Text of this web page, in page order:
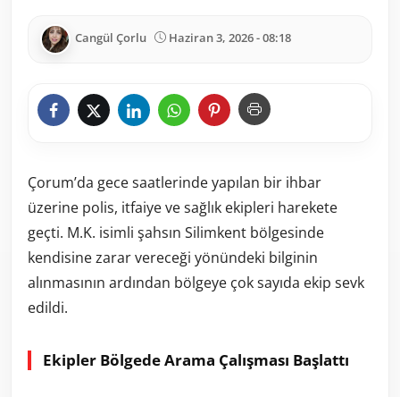
Cangül Çorlu Haziran 3, 2026 - 08:18
Çorum’da gece saatlerinde yapılan bir ihbar
üzerine polis, itfaiye ve sağlık ekipleri harekete
geçti. M.K. isimli şahsın Silimkent bölgesinde
kendisine zarar vereceği yönündeki bilginin
alınmasının ardından bölgeye çok sayıda ekip sevk
edildi.
Ekipler Bölgede Arama Çalışması Başlattı